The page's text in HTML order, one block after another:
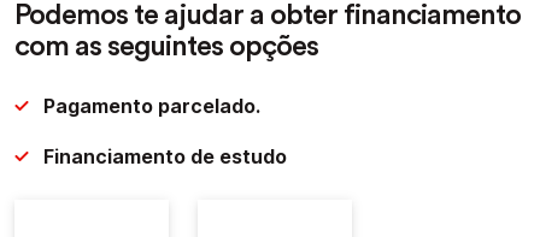
Podemos te ajudar a obter financiamento
com as seguintes opções
Pagamento parcelado.
Financiamento de estudo